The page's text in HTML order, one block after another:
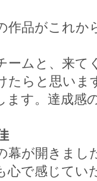
作品がこれか
ームと、来
たらと思いま
ます。達成感
幕が開きま
心で感じてい